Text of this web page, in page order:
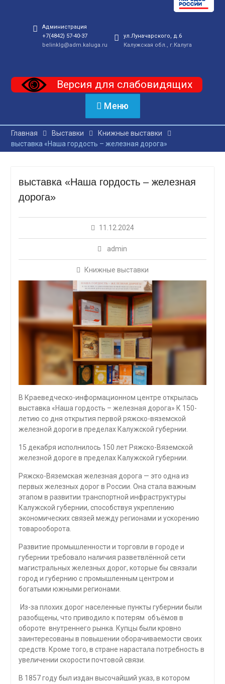
Администрация
+7(4842) 57-40-37
belinklg@adm.kaluga.ru
ул.Луначарского, д.6
Калужская обл., г.Калуга
Версия для слабовидящих
Меню
Главная Выставки
Книжные выставки
выставка «Наша гордость – железная дорога»
выставка «Наша гордость – железная
дорога»
11.12.2024
admin
Книжные выставки
В Краеведческо-информационном центре открылась
выставка «Наша гордость – железная дорога» К 150-
летию со дня открытия первой ряжско-вяземской
железной дороги в пределах Калужской губернии.
15 декабря исполнилось 150 лет Ряжско-Вяземской
железной дороге в пределах Калужской губернии.
Ряжско-Вяземская железная дорога — это одна из
первых железных дорог в России. Она стала важным
этапом в развитии транспортной инфраструктуры
Калужской губернии, способствуя укреплению
экономических связей между регионами и ускорению
товарооборота.
Развитие промышленности и торговли в городе и
губернии требовало наличия разветвлённой сети
магистральных железных дорог, которые бы связали
город и губернию с промышленным центром и
богатыми южными регионами.
Из-за плохих дорог населенные пункты губернии были
разобщены, что приводило к потерям объёмов в
обороте внутреннего рынка. Купцы были кровно
заинтересованы в повышении оборачиваемости своих
средств. Кроме того, в стране нарастала потребность в
увеличении скорости почтовой связи.
В 1857 году был издан высочайший указ, в котором